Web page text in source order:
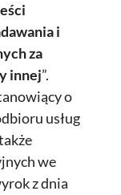
i
za
innej”.
o
usług
we
z dnia